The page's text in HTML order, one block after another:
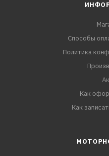
Способы
Политика
Как
Как